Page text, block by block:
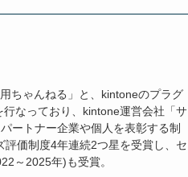
ちゃんねる」と、kintoneのプラグ
なっており、kintone運営会社「サ
ートナー企業や個人を表彰する制
評価制度4年連続2つ星を受賞し、セ
～2025年)も受賞。